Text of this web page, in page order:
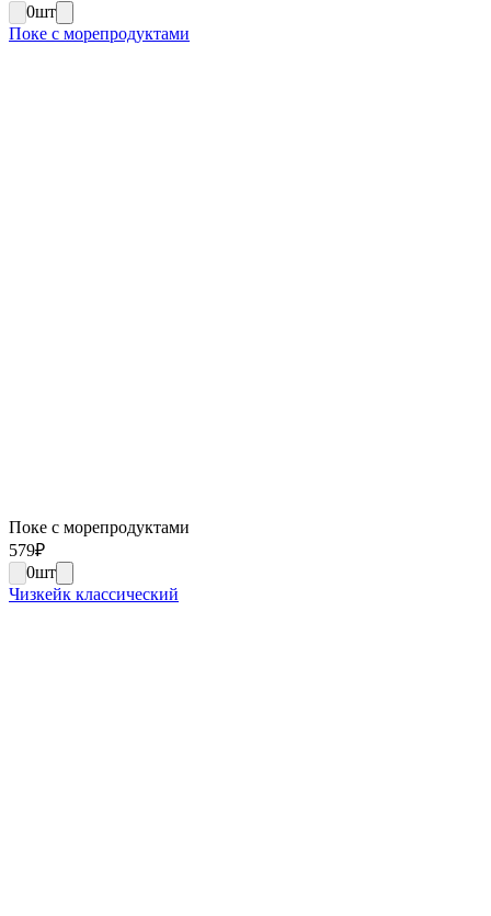
0шт
Поке с морепродуктами
Поке с морепродуктами
579₽
0шт
Чизкейк классический